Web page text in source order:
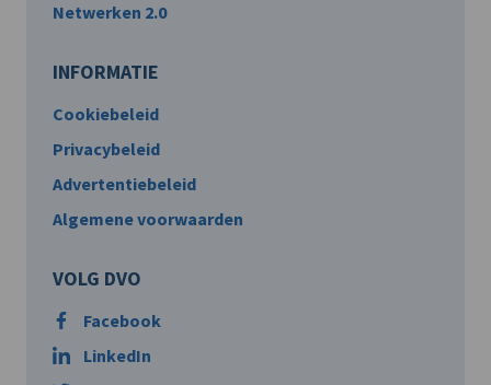
Netwerken 2.0
INFORMATIE
Cookiebeleid
Privacybeleid
Advertentiebeleid
Algemene voorwaarden
VOLG DVO
Facebook
LinkedIn